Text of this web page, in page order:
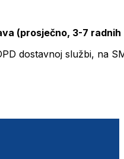
(prosječno, 3-7 radnih
dostavnoj službi, na